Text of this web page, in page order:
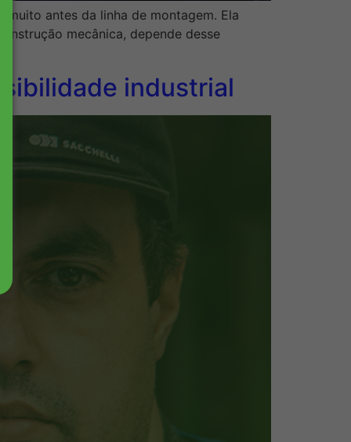
antes da linha de montagem. Ela
mecânica, depende desse
industrial